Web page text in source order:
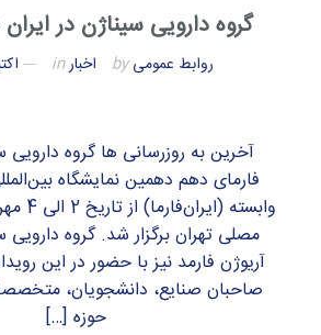
گروه دارویی سیناژن در
روابط عمومیby اخبارin
آخرین به روزرسانی ها گروه دارویی
فارمای دهم دهمین نمایشگاه
مصلی تهران برگزار شد. گروه
آریوژن فارمد نیز با حضور در این
صاحبان صنایع، دانشجویان،
حوزه […]